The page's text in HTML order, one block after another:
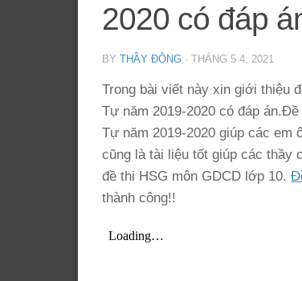
2020 có đáp
BY THẦY ĐÔNG · THÁNG 5 4, 2021
Trong bài viết này xin giới thiệu
Tự năm 2019-2020 có đáp
Tự năm 2019-2020 giúp các em
cũng là tài liệu tốt giúp các thầy
đề thi HSG môn GDCD lớp 10.
thành công!!